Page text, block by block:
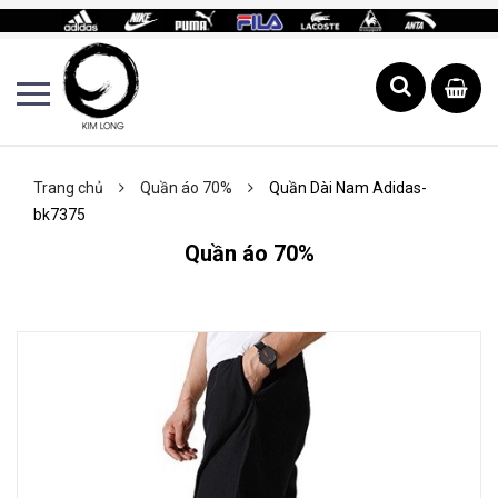
Trang chủ Quần áo 70%
Quần Dài Nam Adidas-
bk7375
Quần áo 70%